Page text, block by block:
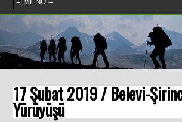
17 Şubat 2019 / Belevi-
Yürüyüşü